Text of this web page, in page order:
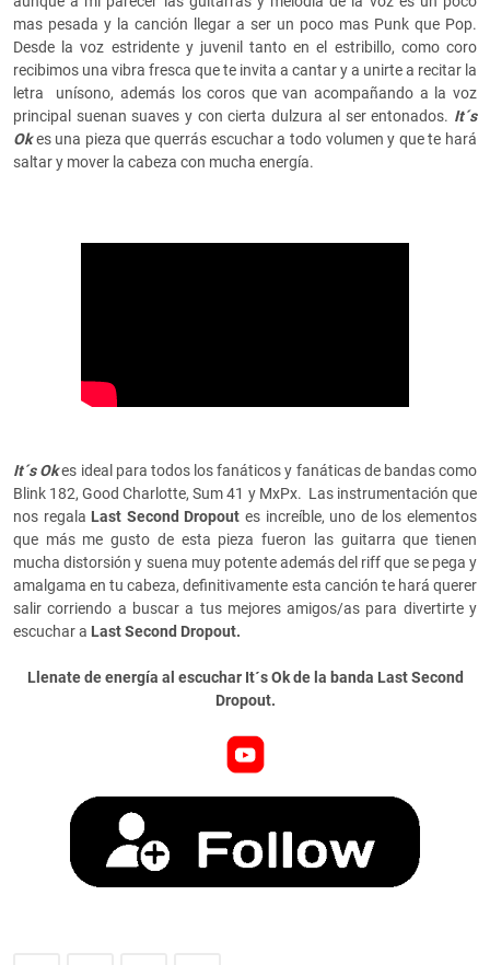
mas pesada y la canción llegar a ser un poco mas Punk que Pop.
Desde la voz estridente y juvenil tanto en el estribillo, como coro
recibimos una vibra fresca que te invita a cantar y a unirte a recitar la
letra unísono, además los coros que van acompañando a la voz
principal suenan suaves y con cierta dulzura al ser entonados. It´s
Okes una pieza que querrás escuchar a todo volumen y que te hará
saltar y mover la cabeza con mucha energía.
It´s Okes ideal para todos los fanáticos y fanáticas de bandas como
Blink 182, Good Charlotte, Sum 41 y MxPx. Las instrumentación que
nos regala Last Second Dropoutes increíble, uno de los elementos
que más me gusto de esta pieza fueron las guitarra que tienen
mucha distorsión y suena muy potente además del riff que se pega y
amalgama en tu cabeza, definitivamente esta canción te hará querer
salir corriendo a buscar a tus mejores amigos/as para divertirte y
escuchar a Last Second Dropout.
Llenate de energía al escuchar It´s Ok de la banda Last Second
Dropout.